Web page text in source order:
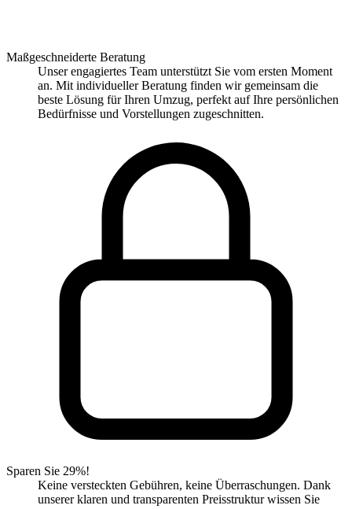
Maßgeschneiderte Beratung
Unser engagiertes Team unterstützt Sie vom ersten Moment
an. Mit individueller Beratung finden wir gemeinsam die
beste Lösung für Ihren Umzug, perfekt auf Ihre persönlichen
Bedürfnisse und Vorstellungen zugeschnitten.
Sparen Sie 29%!
Keine versteckten Gebühren, keine Überraschungen. Dank
unserer klaren und transparenten Preisstruktur wissen Sie